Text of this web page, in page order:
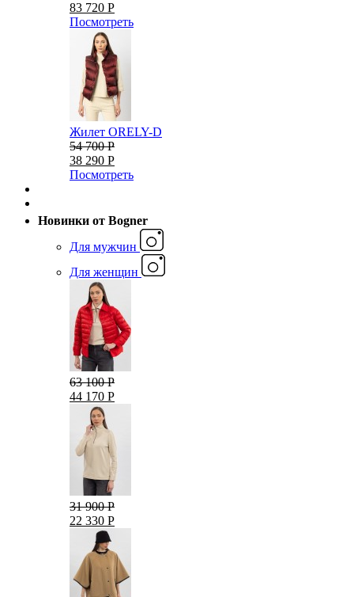
83 720 Р
Посмотреть
Жилет ORELY-D
54 700 Р
38 290 Р
Посмотреть
Новинки от Bogner
Для мужчин
Для женщин
63 100 Р
44 170 Р
31 900 Р
22 330 Р